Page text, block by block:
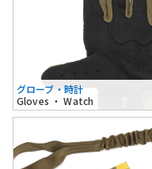
グローブ・時計
Gloves ・ Watch